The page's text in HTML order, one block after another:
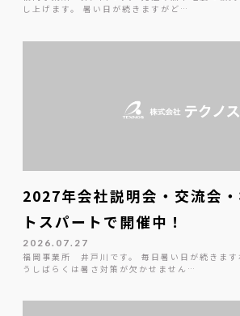
し上げます。 暑い日が続きますがど…
2027年会社説明会・交流会
トスパートで開催中！
2026.07.27
福岡事業所 井戸川です。 毎日暑い日が続きます
うしばらくは暑さ対策が欠かせません…